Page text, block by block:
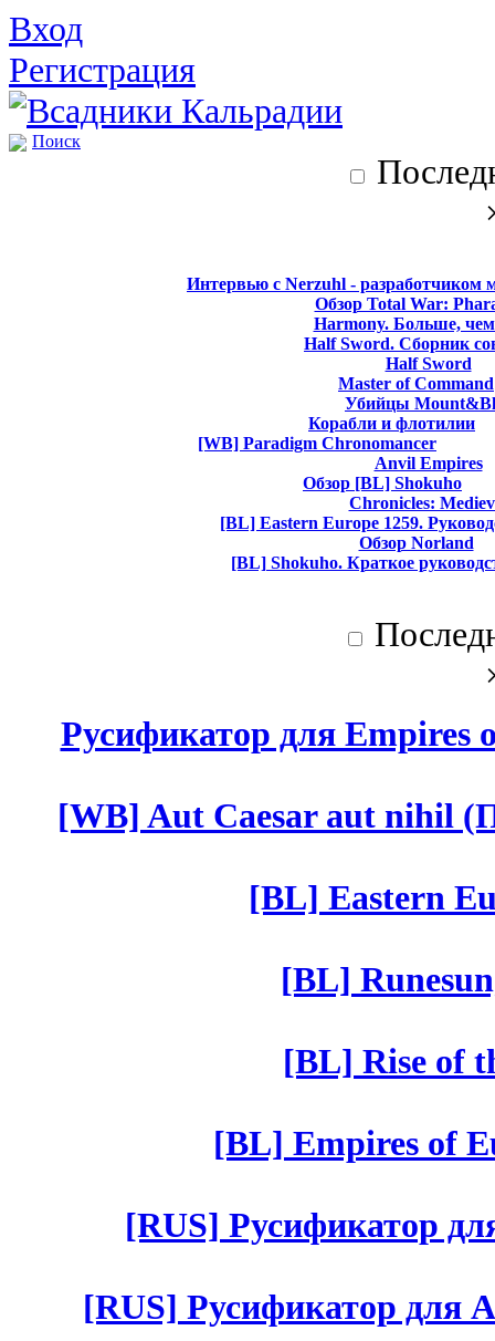
Вход
Регистрация
Поиск
Интервью с Nerzuhl - разработчиком
Обзор Total War:
Harmony. Больше,
Half Sword. Сборник
Half Sword
Master of Command
Убийцы
Корабли и флотилии
[WB] Paradigm Chronomancer
Anvil Empires
Обзор [BL] Shokuho
Chronicles:
[BL] Eastern Europe 1259.
Обзор Norland
[BL] Shokuho. Краткое
Русификатор для Empires
[WB] Aut Caesar aut nihil
[BL] Eastern
[BL]
[BL] Rise of
[BL] Empires of
[RUS] Русификатор
[RUS] Русификатор для